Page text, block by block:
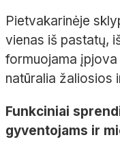
Pietvakarinėje
vienas iš pastatų,
formuojama
natūralia žaliosios
Funkciniai
gyventojams ir